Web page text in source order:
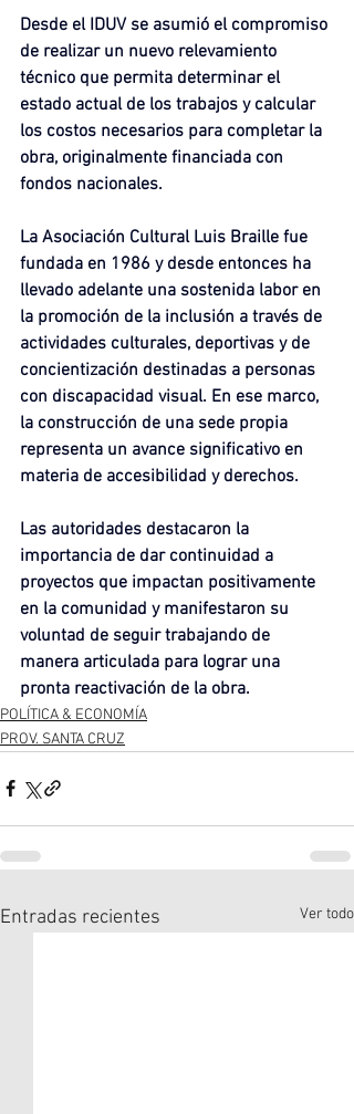
Desde el IDUV se asumió el compromiso
de realizar un nuevo relevamiento
técnico que permita determinar el
estado actual de los trabajos y calcular
los costos necesarios para completar la
obra, originalmente financiada con
fondos nacionales.
La Asociación Cultural Luis Braille fue
fundada en 1986 y desde entonces ha
llevado adelante una sostenida labor en
la promoción de la inclusión a través de
actividades culturales, deportivas y de
concientización destinadas a personas
con discapacidad visual. En ese marco,
la construcción de una sede propia
representa un avance significativo en
materia de accesibilidad y derechos.
Las autoridades destacaron la
importancia de dar continuidad a
proyectos que impactan positivamente
en la comunidad y manifestaron su
voluntad de seguir trabajando de
manera articulada para lograr una
pronta reactivación de la obra.
POLÍTICA & ECONOMÍA
PROV. SANTA CRUZ
Entradas recientes Ver todo